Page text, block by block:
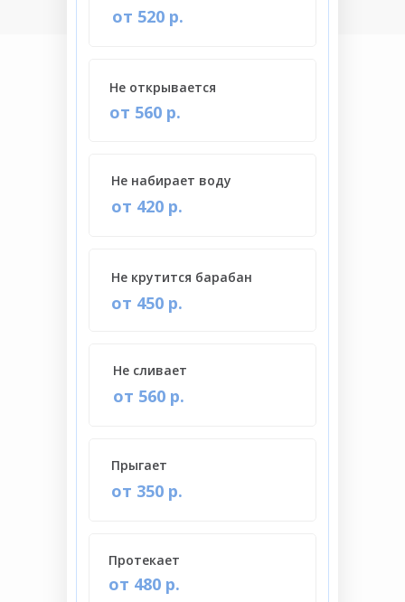
от 420 р.
Не набирает воду
от 520 р.
от 450 р.
Не крутится барабан
от 560 р.
Не открывается
от 560 р.
Не сливает
от 480 р.
Протекает
от 350 р.
Прыгает